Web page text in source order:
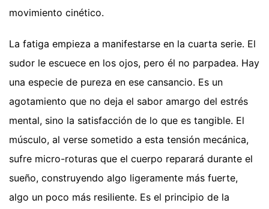
movimiento cinético.
La fatiga empieza a manifestarse en la cuarta serie. El
sudor le escuece en los ojos, pero él no parpadea. Hay
una especie de pureza en ese cansancio. Es un
agotamiento que no deja el sabor amargo del estrés
mental, sino la satisfacción de lo que es tangible. El
músculo, al verse sometido a esta tensión mecánica,
sufre micro-roturas que el cuerpo reparará durante el
sueño, construyendo algo ligeramente más fuerte,
algo un poco más resiliente. Es el principio de la